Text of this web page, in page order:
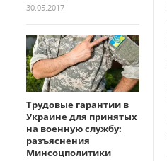
30.05.2017
Трудовые гарантии в
Украине для принятых
на военную службу:
разъяснения
Минсоцполитики